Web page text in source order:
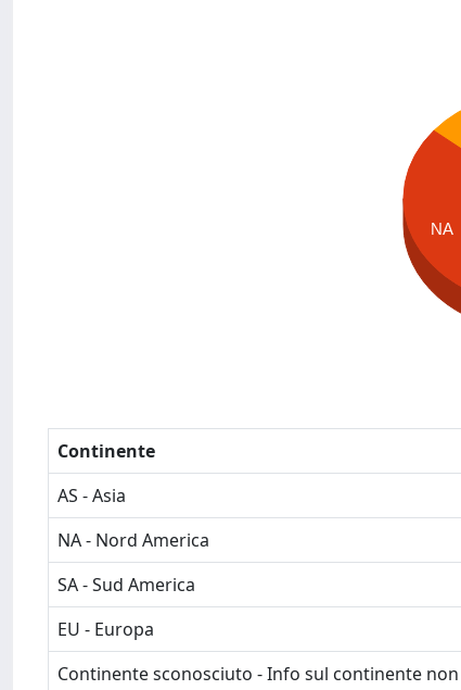
NA
Continente
AS - Asia
NA - Nord America
SA - Sud America
EU - Europa
Continente sconosciuto - Info sul continente